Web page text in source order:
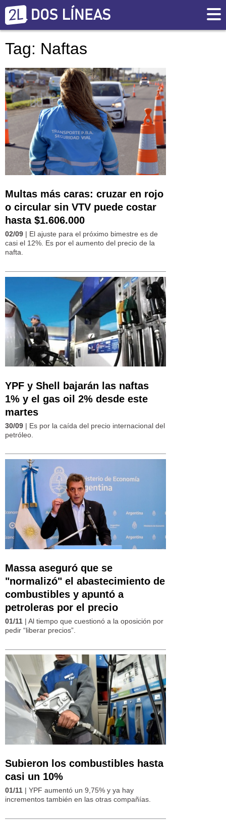
Tag: Naftas
Multas más caras: cruzar en rojo
o circular sin VTV puede costar
hasta $1.606.000
02/09 | El ajuste para el próximo bimestre es de
casi el 12%. Es por el aumento del precio de la
nafta.
YPF y Shell bajarán las naftas
1% y el gas oil 2% desde este
martes
30/09 | Es por la caída del precio internacional del
petróleo.
Massa aseguró que se
"normalizó" el abastecimiento de
combustibles y apuntó a
petroleras por el precio
01/11 | Al tiempo que cuestionó a la oposición por
pedir “liberar precios”.
Subieron los combustibles hasta
casi un 10%
01/11 | YPF aumentó un 9,75% y ya hay
incrementos también en las otras compañías.